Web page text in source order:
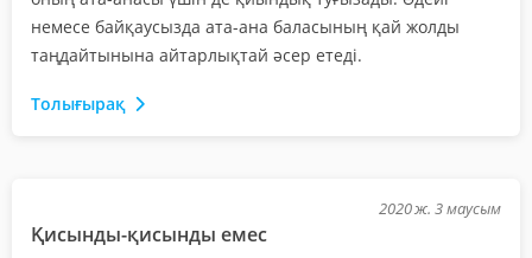
немесе байқаусызда ата-ана баласының қай жолды
таңдайтынына айтарлықтай әсер етеді.
Толығырақ
2020 ж. 3 маусым
Қисынды-қисынды емес